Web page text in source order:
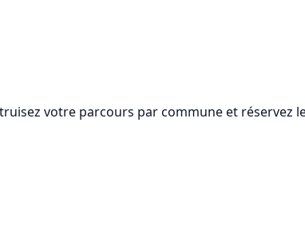
votre parcours par commune et réservez